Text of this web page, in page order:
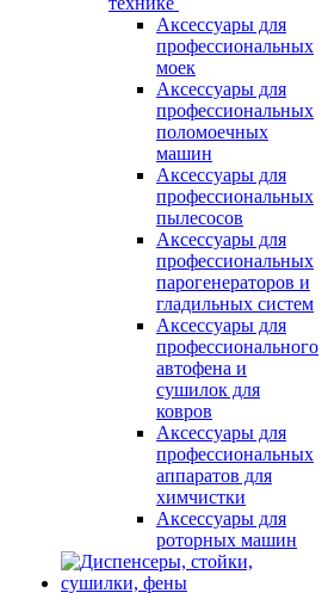
Аксессуары для
профессиональных
моек
Аксессуары для
профессиональных
поломоечных
машин
Аксессуары для
профессиональных
пылесосов
Аксессуары для
профессиональных
парогенераторов и
гладильных систем
Аксессуары для
профессионального
автофена и
сушилок для
ковров
Аксессуары для
профессиональных
аппаратов для
химчистки
Аксессуары для
роторных машин